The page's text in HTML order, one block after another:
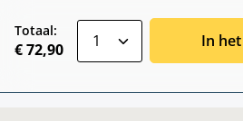
Totaal:
€ 72,90 In